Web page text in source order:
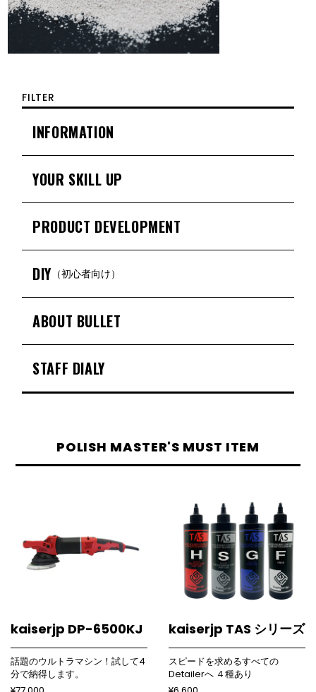
FILTER
INFORMATION
YOUR SKILL UP
PRODUCT DEVELOPMENT
DIY （初心者向け）
ABOUT BULLET
STAFF DIALY
POLISH MASTER'S MUST ITEM
kaiserjp DP-6500KJ
話題のウルトラマシン！試して4
分で納得します。
kaiserjp TAS シリーズ
スピードを求めるすべての
Detailerへ ４種あり